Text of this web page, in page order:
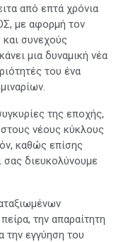
από επτά χρόνια
με αφορμή τον
συνεχούς
μια δυναμική νέα
του ένα
της εποχής,
νέους κύκλους
καθώς επίσης
σας διευκολύνουμε
την απαραίτητη
την εγγύηση του